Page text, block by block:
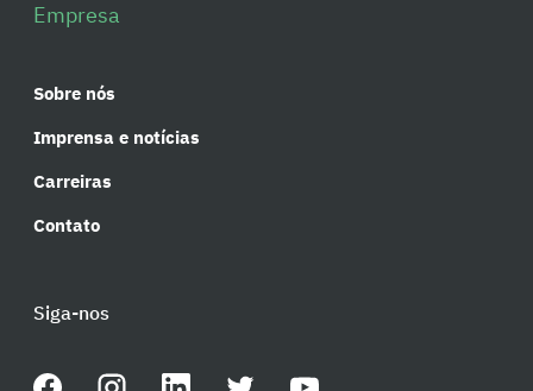
Empresa
Sobre nós
Imprensa e notícias
Carreiras
Contato
Siga-nos